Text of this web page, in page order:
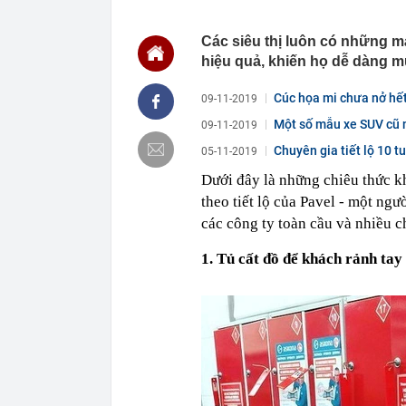
tăng từ 0 lên
00:04
Đúng 15 ngày
00:03
Vietcap gọi
00:03
Trung Quốc
quý 2 đột biến
00:02
Vinpearl cần
đến từ đâu?
00:01
Không chỉ lãi
00:01
Công ty may
Nhận trẻ từ
00:01
“Gà đẻ trứng
năm nay, lợi
Các siêu thị luôn có những
hiệu quả, khiến họ dễ dàng
09-11-2019 Cúc họa mi chưa nở
09-11-2019 Một số mẫu xe SUV
05-11-2019 Chuyên gia tiết lộ 10
Dưới đây là những chiêu thức
theo tiết lộ của Pavel - một
các công ty toàn cầu và nhiều
1. Tủ cất đồ để khách rảnh tay